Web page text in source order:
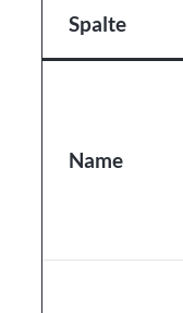
Spalte
Name